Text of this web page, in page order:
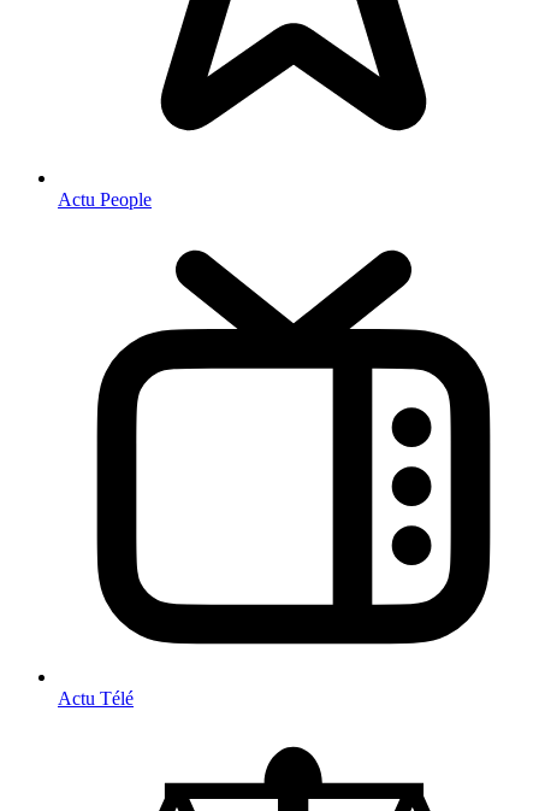
Actu People
Actu Télé